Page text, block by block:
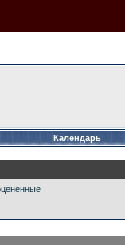
Календарь